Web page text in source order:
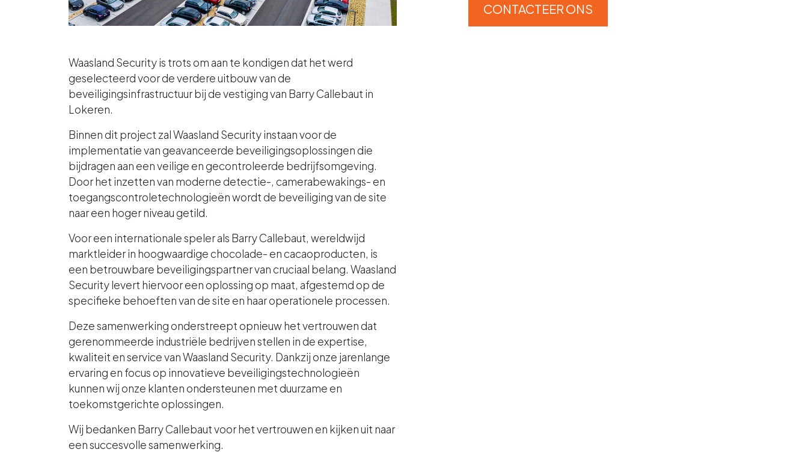
Waasland Security is trots om aan te kondigen dat het werd
geselecteerd voor de verdere uitbouw van de
beveiligingsinfrastructuur bij de vestiging van Barry Callebaut in
Lokeren.
Binnen dit project zal Waasland Security instaan voor de
implementatie van geavanceerde beveiligingsoplossingen die
bijdragen aan een veilige en gecontroleerde bedrijfsomgeving.
Door het inzetten van moderne detectie-, camerabewakings- en
toegangscontroletechnologieën wordt de beveiliging van de site
naar een hoger niveau getild.
Voor een internationale speler als Barry Callebaut, wereldwijd
marktleider in hoogwaardige chocolade- en cacaoproducten, is
een betrouwbare beveiligingspartner van cruciaal belang. Waasland
Security levert hiervoor een oplossing op maat, afgestemd op de
specifieke behoeften van de site en haar operationele processen.
Deze samenwerking onderstreept opnieuw het vertrouwen dat
gerenommeerde industriële bedrijven stellen in de expertise,
kwaliteit en service van Waasland Security. Dankzij onze jarenlange
ervaring en focus op innovatieve beveiligingstechnologieën
kunnen wij onze klanten ondersteunen met duurzame en
toekomstgerichte oplossingen.
Wij bedanken Barry Callebaut voor het vertrouwen en kijken uit naar
een succesvolle samenwerking.
CONTACTEER ONS